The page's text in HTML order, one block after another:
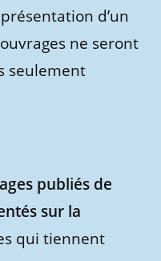
d’un
ne seront
seulement
publiés de
sur la
qui tiennent